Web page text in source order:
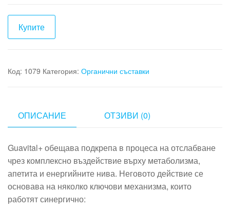
was:
58,00 €.
Купите
Код: 1079 Категория: Органични съставки
ОПИСАНИЕ ОТЗИВИ (0)
Guavital+ обещава подкрепа в процеса на отслабване
чрез комплексно въздействие върху метаболизма,
апетита и енергийните нива. Неговото действие се
основава на няколко ключови механизма, които
работят синергично: